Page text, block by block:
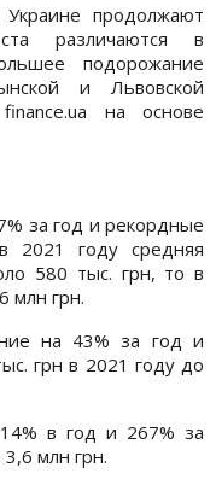
продолжают
различаются в
подорожание
и Львовской
на основе
за год и рекордные
2021 году средняя
580 тыс. грн, то в
млн грн.
на 43% за год и
грн в 2021 году до
в год и 267% за
млн грн.